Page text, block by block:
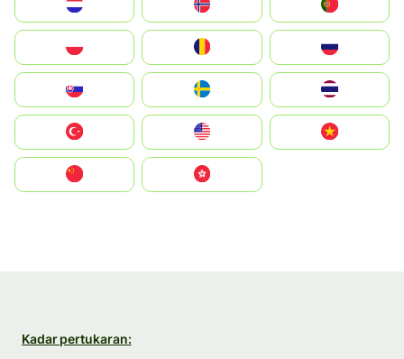
United States
中國香港特別行政區
Kadar pertukaran: